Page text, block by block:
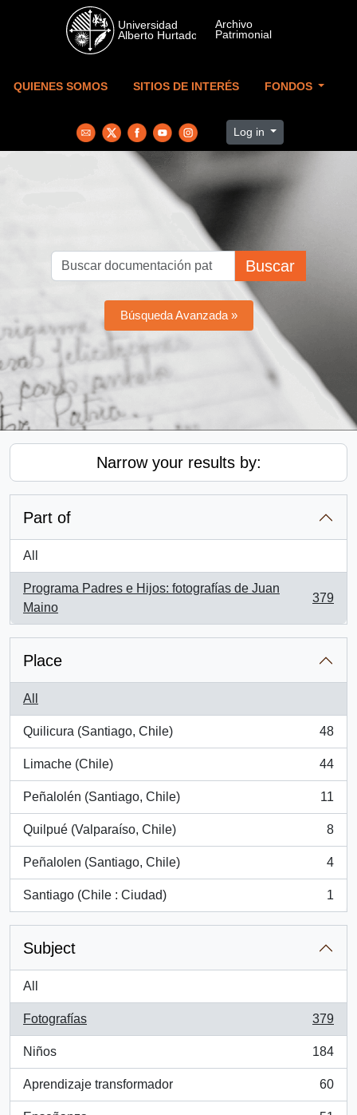
Skip to main content
QUIENES SOMOS SITIOS DE INTERÉS FONDOS
Log in
Buscar
Búsqueda Avanzada »
Narrow your results by:
Part of
All
Programa Padres e Hijos: fotografías de Juan
Maino
, 379 results
379
Place
All
Quilicura (Santiago, Chile)
, 48 results
48
Limache (Chile)
, 44 results
44
Peñalolén (Santiago, Chile)
, 11 results
11
Quilpué (Valparaíso, Chile)
, 8 results
8
Peñalolen (Santiago, Chile)
, 4 results
4
Santiago (Chile : Ciudad)
, 1 results
1
Subject
All
Fotografías
, 379 results
379
Niños
, 184 results
184
Aprendizaje transformador
, 60 results
60